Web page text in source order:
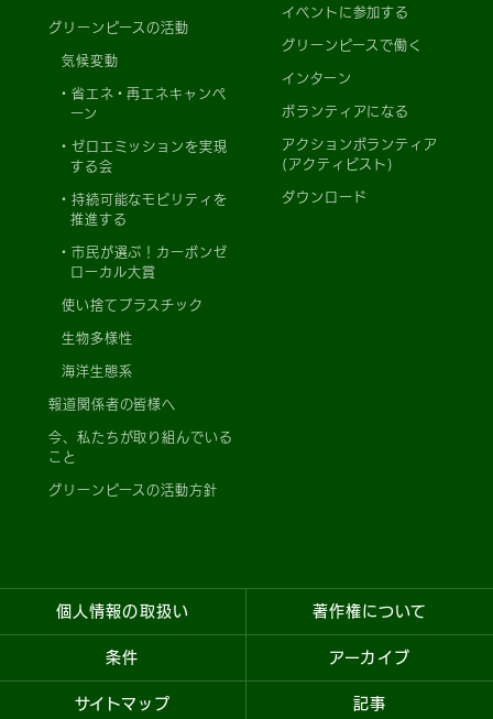
グリーンピースの活動
気候変動
省エネ・再エネキャンペ
ーン
ゼロエミッションを実現
する会
持続可能なモビリティを
推進する
市民が選ぶ！カーボンゼ
ローカル大賞
使い捨てプラスチック
生物多様性
海洋生態系
報道関係者の皆様へ
今、私たちが取り組んでいる
こと
グリーンピースの活動方針
イベントに参加する
グリーンピースで働く
インターン
ボランティアになる
アクションボランティア
(アクティビスト)
ダウンロード
個人情報の取扱い 著作権について
条件 アーカイブ
サイトマップ 記事